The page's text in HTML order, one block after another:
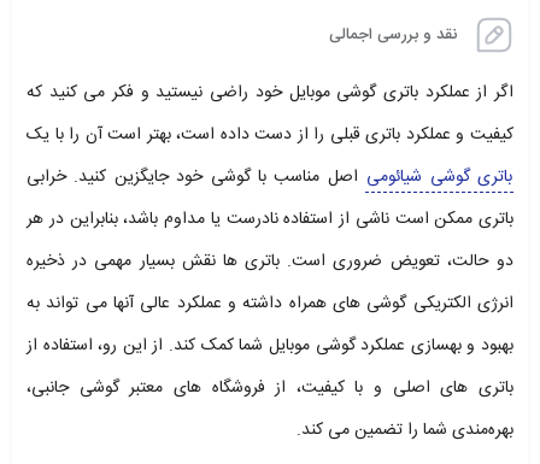
نقد و بررسی اجمالی
اگر از عملکرد باتری گوشی موبایل خود راضی نیستید و فکر می‌ کنید که
کیفیت و عملکرد باتری قبلی را از دست داده است، بهتر است آن را با یک
باتری گوشی شیائومی اصل مناسب با گوشی خود جایگزین کنید. خرابی
باتری ممکن است ناشی از استفاده نادرست یا مداوم باشد، بنابراین در هر
دو حالت، تعویض ضروری است. باتری‌ ها نقش بسیار مهمی در ذخیره
انرژی الکتریکی گوشی‌ های همراه داشته و عملکرد عالی آنها می‌ تواند به
بهبود و بهسازی عملکرد گوشی موبایل شما کمک کند. از این رو، استفاده از
باتری‌ های اصلی و با کیفیت، از فروشگاه‌ های معتبر گوشی جانبی،
بهره‌مندی شما را تضمین می‌ کند.